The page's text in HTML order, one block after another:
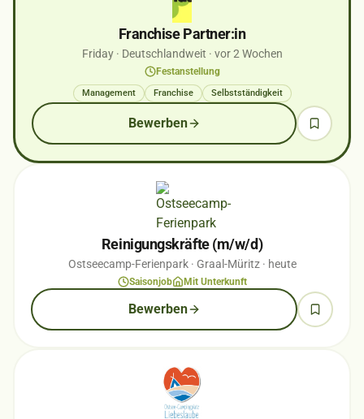
Franchise Partner:in
Friday· Deutschlandweit · vor 2 Wochen
Festanstellung
Management Franchise Selbstständigkeit
Bewerben
Reinigungskräfte (m/w/d)
Ostseecamp-Ferienpark· Graal-Müritz· heute
Saisonjob Mit Unterkunft
Bewerben